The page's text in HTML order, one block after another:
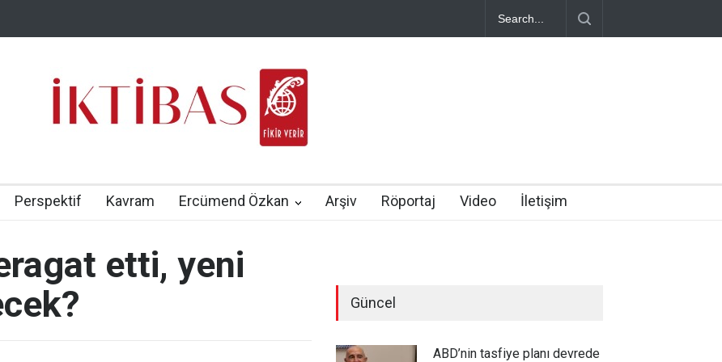
Perspektif Kavram Ercümend Özkan Arşiv Röportaj Video İletişim
etti, yeni
Güncel
ABD’nin tasfiye planı devrede